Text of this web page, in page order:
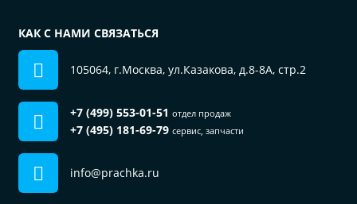
КАК С НАМИ СВЯЗАТЬСЯ
105064, г.Москва, ул.Казакова, д.8-8А, стр.2
+7 (499) 553-01-51 отдел продаж
+7 (495) 181-69-79 сервис, запчасти
info@prachka.ru